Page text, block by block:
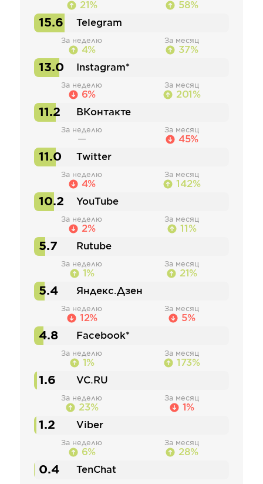
21% 58%
15.6 Telegram
За неделю
4%
За месяц
37%
13.0 Instagram*
За неделю
6%
За месяц
201%
11.2 ВКонтакте
За неделю
—
За месяц
45%
11.0 Twitter
За неделю
4%
За месяц
142%
10.2 YouTube
За неделю
2%
За месяц
11%
5.7 Rutube
За неделю
1%
За месяц
21%
5.4 Яндекс.Дзен
За неделю
12%
За месяц
5%
4.8 Facebook*
За неделю
1%
За месяц
173%
1.6 VC.RU
За неделю
23%
За месяц
1%
1.2 Viber
За неделю
6%
За месяц
28%
0.4 TenChat